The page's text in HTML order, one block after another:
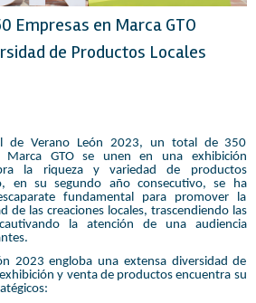
Empresas en Marca GTO
de Productos Locales
de Verano León 2023, un total de 350
Marca GTO se unen en una exhibición
la riqueza y variedad de productos
en su segundo año consecutivo, se ha
fundamental para promover la
de las creaciones locales, trascendiendo las
la atención de una audiencia
2023 engloba una extensa diversidad de
y venta de productos encuentra su